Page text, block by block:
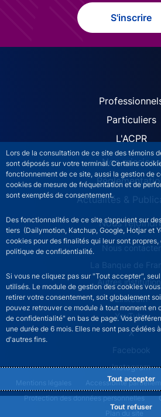
Lors de la consultation de ce site des témoins
sont déposés sur votre terminal. Certains
fonctionnement de ce site, aussi la gestion de
cookies de mesure de fréquentation et de
sont exemptés de consentement.
Des fonctionnalités de ce site s’appuient sur
tiers (Dailymotion, Katchup, Google, Hotjar et
cookies pour des finalités qui leur sont
politique de confidentialité.
Si vous ne cliquez pas sur "Tout accepter",
utilisés. Le module de gestion des cookies
retirer votre consentement, soit globalement
pouvez retrouver ce module à tout moment en
de confidentialité" en bas de page. Vos
une durée de 6 mois. Elles ne sont pas cédées
d'autres fins.
Tout accepter
Tout refuser
S'inscrire
ACPR site
Particuliers
L'ACPR
Nos missions
Actualités &
Nous
ACPR footer secondary menu
Nous contacter
La Banque de
Autres
LinkedIn
YouTube
X
Facebook
Instagram
ACPR footer legal notice menu
Mentions légales Accessibilité
Protection des données personnelles
Plan du site